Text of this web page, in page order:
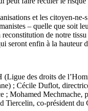
et les citoyen-
– quelle que soit
de notre
seront enfin à la
des droits de
; Cécile Duflot,
; Mohamed
co-président du